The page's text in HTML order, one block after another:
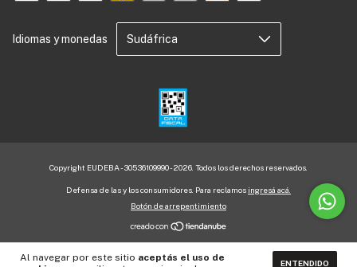
Al navegar por este sitio aceptás el uso de
ENTENDIDO
Idiomas y monedas
Copyright EUDEBA - 30536109990 - 2026. Todos los derechos reservados.
Defensa de las y los consumidores. Para reclamos ingresá acá.
Botón de arrepentimiento